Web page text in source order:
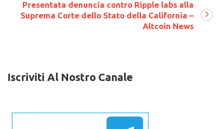
Malware
Presentata denuncia contro Ripple labs alla
Suprema Corte dello Stato della California –
Altcoin News
Iscriviti Al Nostro Canale